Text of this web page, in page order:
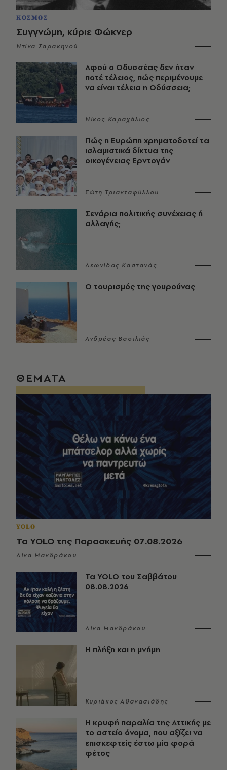
ΚΟΣΜΟΣ
Συγγνώμη, κύριε Φώκνερ
Ντίνα Σαρακηνού
Αφού ο Οδυσσέας δεν ήταν
ποτέ τέλειος, πώς περιμένουμε
να είναι τέλεια η Οδύσσεια;
Νίκος Καραχάλιος
Πώς η Ευρώπη χρηματοδοτεί τα
ισλαμιστικά δίκτυα της
οικογένειας Ερντογάν
Σώτη Τριανταφύλλου
Σενάρια πολιτικής συνέχειας ή
αλλαγής;
Λεωνίδας Καστανάς
Ο τουρισμός της γουρούνας
Ανδρέας Βασιλιάς
ΘΕΜΑΤΑ
YOLO
Τα YOLO της Παρασκευής 07.08.2026
Λίνα Μανδράκου
Τα YOLO του Σαββάτου
08.08.2026
Λίνα Μανδράκου
Η πλήξη και η μνήμη
Κυριάκος Αθανασιάδης
Η κρυφή παραλία της Αττικής με
το αστείο όνομα, που αξίζει να
επισκεφτείς έστω μία φορά
φέτος